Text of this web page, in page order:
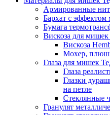
Армированные
Бархат с эффектом
Бумага
Вискоза для мишек
Вискоза
Мохер,
Глаза для мишек
Глаза
Глазки
на петле
Стеклянные
Гранулят